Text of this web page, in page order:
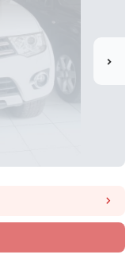
chevron_right
chevron_right